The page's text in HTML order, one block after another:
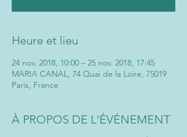
Heure et lieu
24 nov. 2018, 10:00 – 25 nov. 2018, 17:45
MARIA CANAL, 74 Quai de la Loire, 75019
Paris, France
À PROPOS DE L'ÉVÉNEMENT